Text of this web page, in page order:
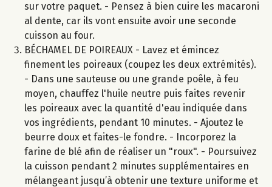
sur votre paquet. - Pensez à bien cuire les macaroni
al dente, car ils vont ensuite avoir une seconde
cuisson au four.
BÉCHAMEL DE POIREAUX - Lavez et émincez
finement les poireaux (coupez les deux extrémités).
- Dans une sauteuse ou une grande poêle, à feu
moyen, chauffez l'huile neutre puis faites revenir
les poireaux avec la quantité d'eau indiquée dans
vos ingrédients, pendant 10 minutes. - Ajoutez le
beurre doux et faites-le fondre. - Incorporez la
farine de blé afin de réaliser un "roux". - Poursuivez
la cuisson pendant 2 minutes supplémentaires en
mélangeant jusqu’à obtenir une texture uniforme et